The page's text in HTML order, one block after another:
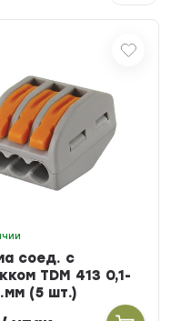
соед. с
TDM 413 0,1-
(5 шт.)